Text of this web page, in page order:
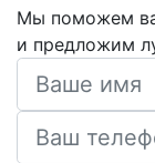
Мы поможем
и предложим